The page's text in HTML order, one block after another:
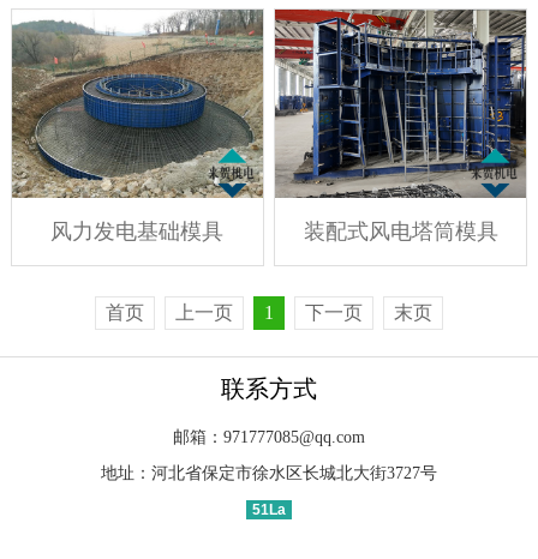
风力发电基础模具 装配式风电塔筒模具
首页 上一页 1 下一页 末页
联系方式
邮箱：971777085@qq.com
地址：河北省保定市徐水区长城北大街3727号
51La